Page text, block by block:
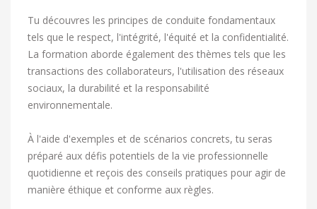
Tu découvres les principes de conduite fondamentaux
tels que le respect, l'intégrité, l'équité et la confidentialité.
La formation aborde également des thèmes tels que les
transactions des collaborateurs, l'utilisation des réseaux
sociaux, la durabilité et la responsabilité
environnementale.
À l'aide d'exemples et de scénarios concrets, tu seras
préparé aux défis potentiels de la vie professionnelle
quotidienne et reçois des conseils pratiques pour agir de
manière éthique et conforme aux règles.